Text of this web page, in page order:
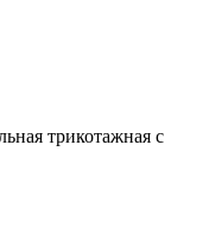
трикотажная с